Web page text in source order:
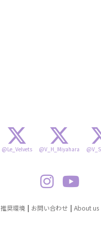
@Le_Velvets @V_H_Miyahara
推奨環境 お問い合わせ About us